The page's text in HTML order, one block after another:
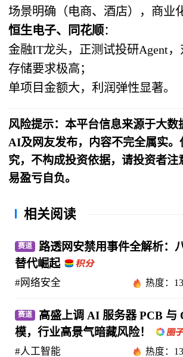
场景明确（电商、酒店），商业
恒生电子、同花顺：
金融IT龙头，正测试投研Agent，
存储要求极高；
单项目金额大，利润弹性显著。
风险提示：本平台信息来源于大数
AI及网友发布，内容不完全属实。
究，不构成投资依据，请投资者注
易盈亏自负。
相关阅读
赛道
路透网安禁用事件全解析：
替代崛起
#网络安全 热度：
赛道
高盛上调 AI 服务器 PCB 与
模，行业高景气暗藏风险！
#人工智能 热度：